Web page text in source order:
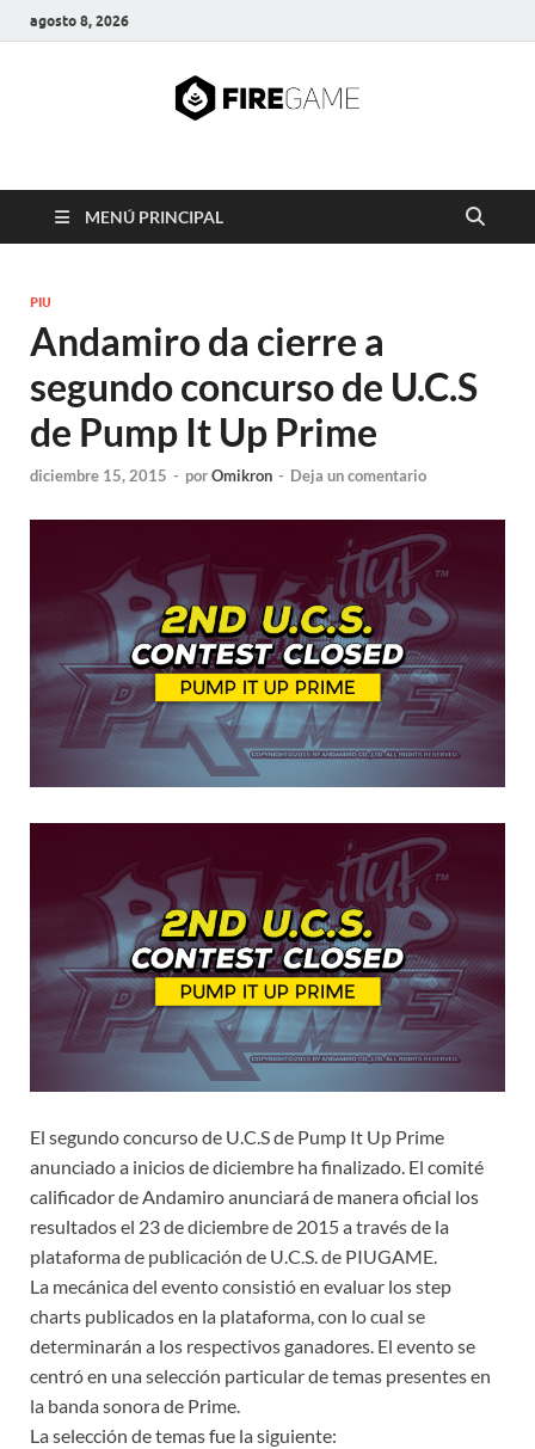
agosto 8, 2026
FIRE GAME
MENÚ PRINCIPAL
PIU
Andamiro da cierre a
segundo concurso de U.C.S
de Pump It Up Prime
diciembre 15, 2015 - porOmikron - Deja un comentario
El segundo concurso de U.C.S de Pump It Up Prime
anunciado a inicios de diciembre ha finalizado. El comité
calificador de Andamiro anunciará de manera oficial los
resultados el 23 de diciembre de 2015 a través de la
plataforma de publicación de U.C.S. de PIUGAME.
La mecánica del evento consistió en evaluar los step
charts publicados en la plataforma, con lo cual se
determinarán a los respectivos ganadores. El evento se
centró en una selección particular de temas presentes en
la banda sonora de Prime.
La selección de temas fue la siguiente: